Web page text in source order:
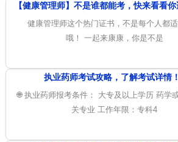
【健康管理师】不是谁都能考，快来看看你
健康管理师这个热门证书，不是每个人都
哦！ 一起来康康，你是不是
执业药师考试攻略，了解考试详情！
🌐 执业药师报考条件： 大专及以上学历 药学
关专业 工作年限：专科4